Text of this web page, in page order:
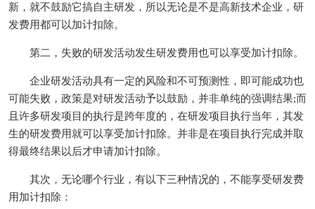
新，就不鼓励它搞自主研发，所以无论是不是高新技术企业，研
发费用都可以加计扣除。
第二，失败的研发活动发生研发费用也可以享受加计扣除。
企业研发活动具有一定的风险和不可预测性，即可能成功也
可能失败，政策是对研发活动予以鼓励，并非单纯的强调结果;而
且许多研发项目的执行是跨年度的，在研发项目执行当年，其发
生的研发费用就可以享受加计扣除。并非是在项目执行完成并取
得最终结果以后才申请加计扣除。
其次，无论哪个行业，有以下三种情况的，不能享受研发费
用加计扣除：